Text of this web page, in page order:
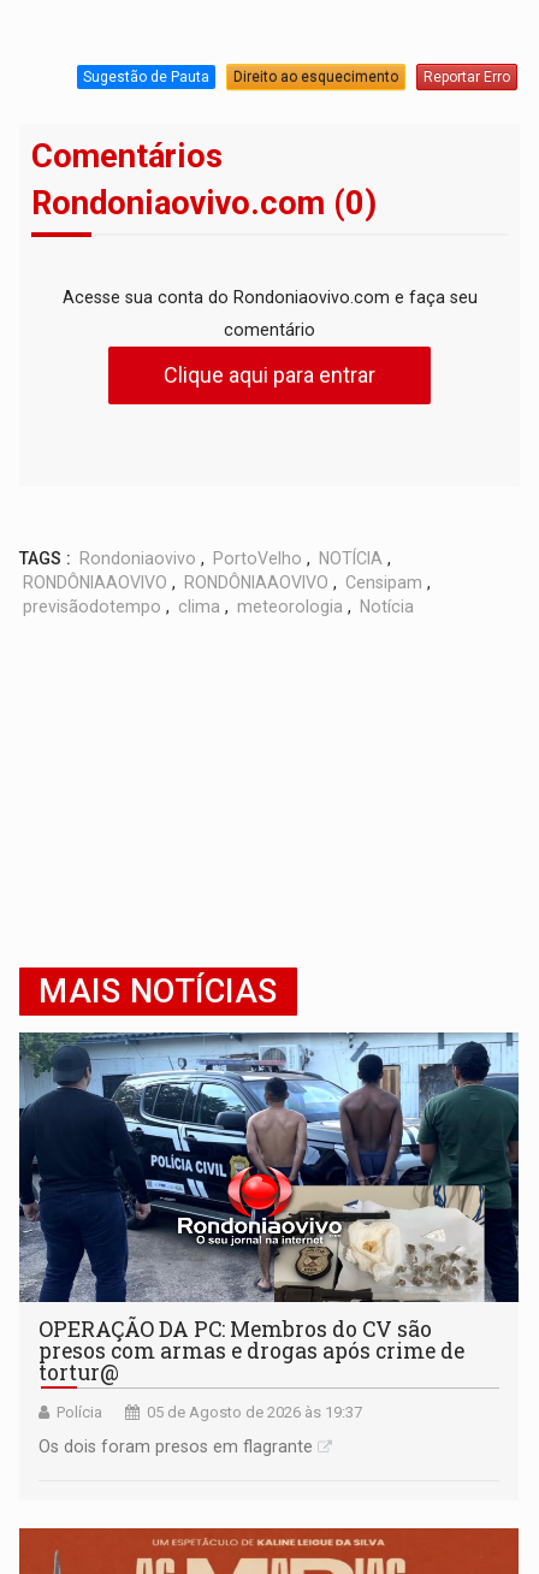
Sugestão de Pauta Direito ao esquecimento Reportar Erro
Comentários
Rondoniaovivo.com (0)
Acesse sua conta do Rondoniaovivo.com e faça seu
comentário
Clique aqui para entrar
TAGS : Rondoniaovivo , PortoVelho , NOTÍCIA ,
RONDÔNIAAOVIVO , RONDÔNIAAOVIVO , Censipam ,
previsãodotempo , clima , meteorologia , Notícia
MAIS NOTÍCIAS
OPERAÇÃO DA PC: Membros do CV são
presos com armas e drogas após crime de
tortur@
Polícia 05 de Agosto de 2026 às 19:37
Os dois foram presos em flagrante